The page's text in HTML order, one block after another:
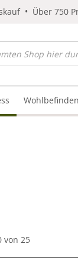
• Über 750
Wohlbefinden
von25